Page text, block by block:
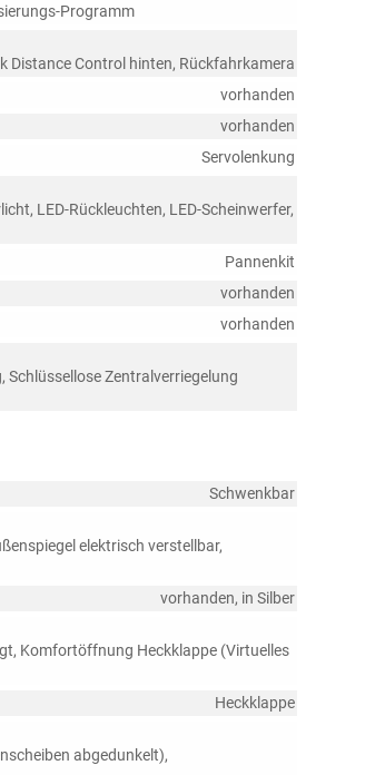
Programm
Distance Control hinten, Rückfahrkamera
vorhanden
vorhanden
Servolenkung
LED-Rückleuchten, LED-Scheinwerfer,
Pannenkit
vorhanden
vorhanden
Zentralverriegelung
Schwenkbar
elektrisch verstellbar,
vorhanden, in Silber
Komfortöffnung Heckklappe (Virtuelles
Heckklappe
abgedunkelt),